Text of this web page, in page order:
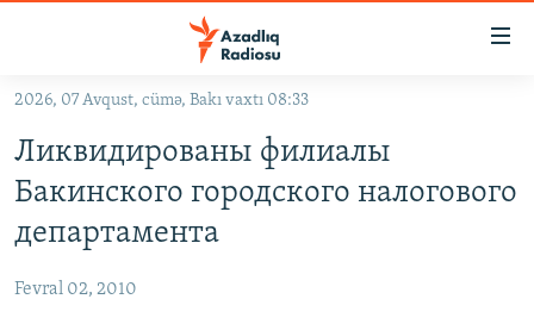
Əsas
qayıt
Əsas
qayıt
#ƏSLINDƏ
FƏRQƏ BAX
2026, 07 Avqust, cümə, Bakı vaxtı 08:33
Ликвидированы филиалы
Бакинского городского налогового
департамента
Fevral 02, 2010